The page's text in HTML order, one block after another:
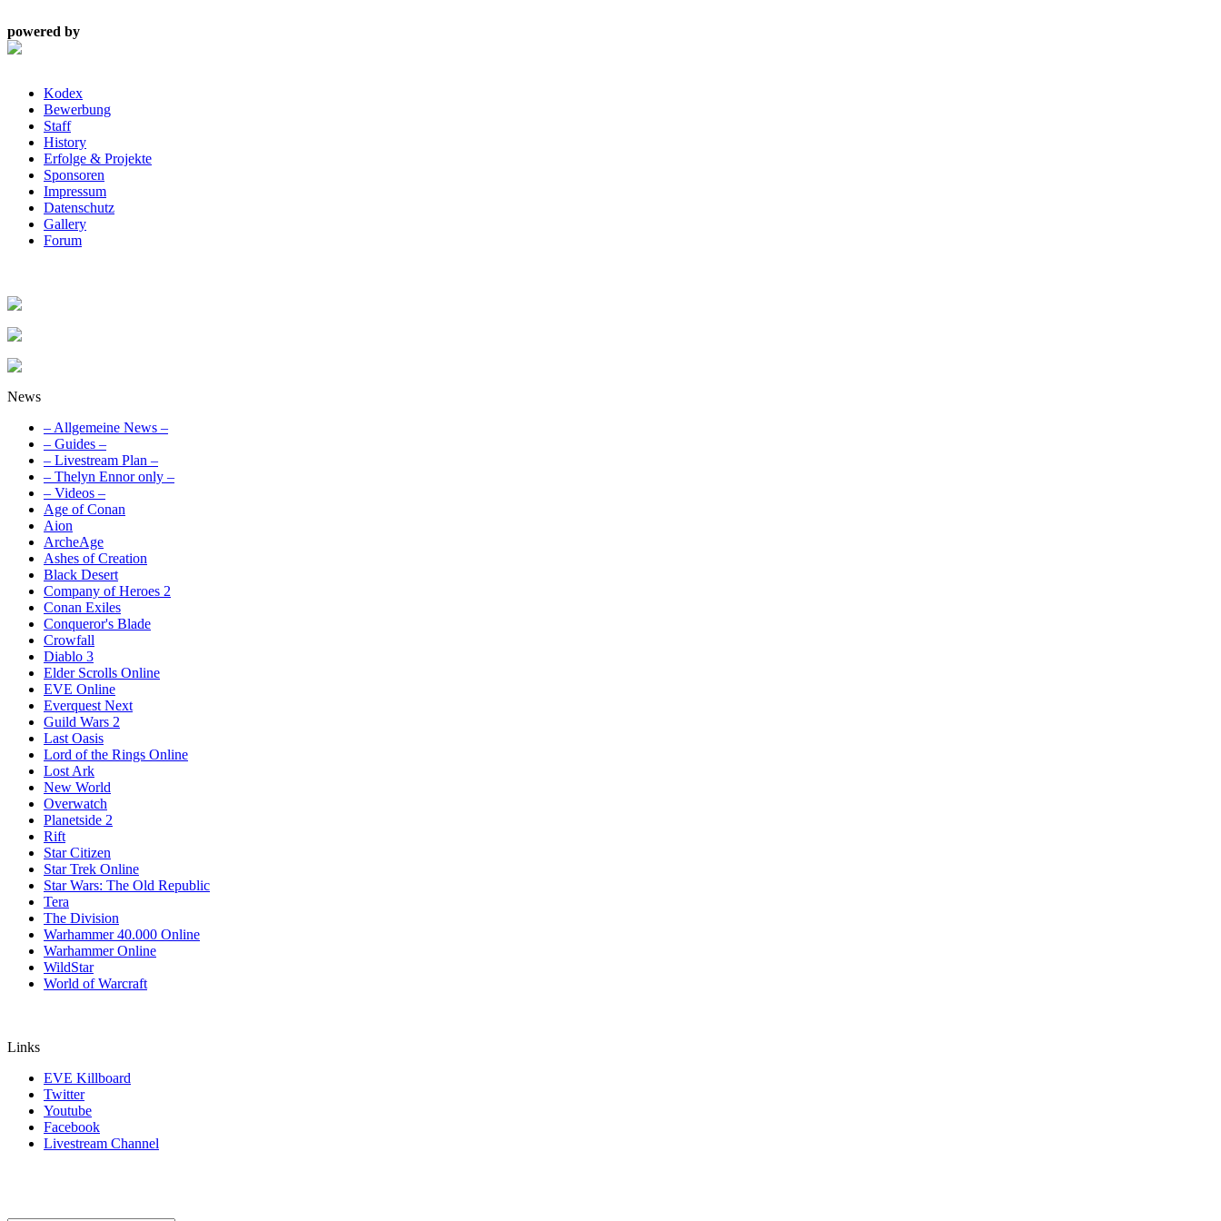
powered by
Kodex
Bewerbung
Staff
History
Erfolge & Projekte
Sponsoren
Impressum
Datenschutz
Gallery
Forum
News
– Allgemeine News –
– Guides –
– Livestream Plan –
– Thelyn Ennor only –
– Videos –
Age of Conan
Aion
ArcheAge
Ashes of Creation
Black Desert
Company of Heroes 2
Conan Exiles
Conqueror's Blade
Crowfall
Diablo 3
Elder Scrolls Online
EVE Online
Everquest Next
Guild Wars 2
Last Oasis
Lord of the Rings Online
Lost Ark
New World
Overwatch
Planetside 2
Rift
Star Citizen
Star Trek Online
Star Wars: The Old Republic
Tera
The Division
Warhammer 40.000 Online
Warhammer Online
WildStar
World of Warcraft
Links
EVE Killboard
Twitter
Youtube
Facebook
Livestream Channel